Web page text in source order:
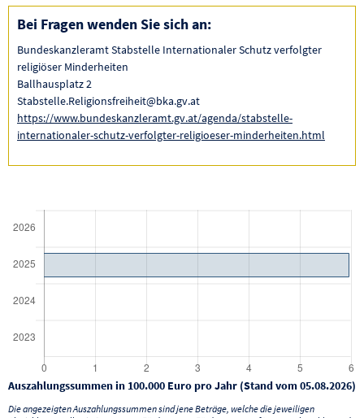
Bei Fragen wenden Sie sich an:
Bundeskanzleramt Stabstelle Internationaler Schutz verfolgter
religiöser Minderheiten
Ballhausplatz 2
Stabstelle.Religionsfreiheit@bka.gv.at
https://www.bundeskanzleramt.gv.at/agenda/stabstelle-
internationaler-schutz-verfolgter-religioeser-minderheiten.html
Auszahlungssummen in 100.000 Euro pro Jahr (Stand vom 05.08.2026)
Die angezeigten Auszahlungssummen sind jene Beträge, welche die jeweiligen